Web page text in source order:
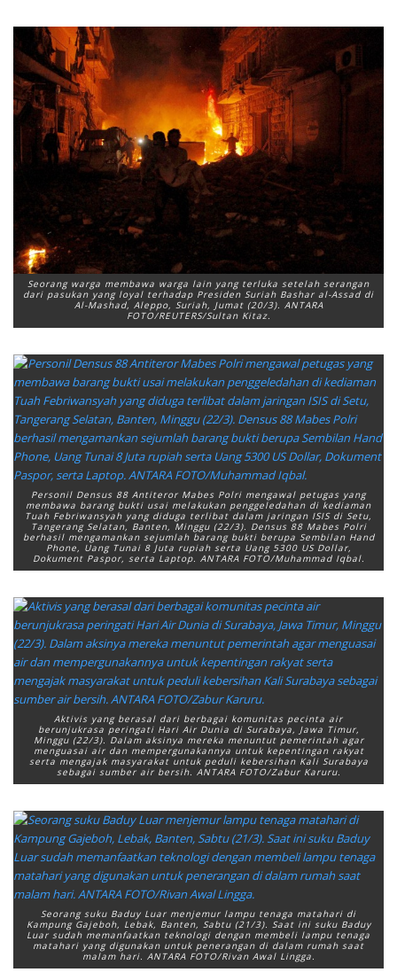
Seorang warga membawa warga lain yang terluka setelah serangan
dari pasukan yang loyal terhadap Presiden Suriah Bashar al-Assad di
Al-Mashad, Aleppo, Suriah, Jumat (20/3). ANTARA
FOTO/REUTERS/Sultan Kitaz.
Personil Densus 88 Antiteror Mabes Polri mengawal petugas yang
membawa barang bukti usai melakukan penggeledahan di kediaman
Tuah Febriwansyah yang diduga terlibat dalam jaringan ISIS di Setu,
Tangerang Selatan, Banten, Minggu (22/3). Densus 88 Mabes Polri
berhasil mengamankan sejumlah barang bukti berupa Sembilan Hand
Phone, Uang Tunai 8 Juta rupiah serta Uang 5300 US Dollar,
Dokument Paspor, serta Laptop. ANTARA FOTO/Muhammad Iqbal.
Aktivis yang berasal dari berbagai komunitas pecinta air
berunjukrasa peringati Hari Air Dunia di Surabaya, Jawa Timur,
Minggu (22/3). Dalam aksinya mereka menuntut pemerintah agar
menguasai air dan mempergunakannya untuk kepentingan rakyat
serta mengajak masyarakat untuk peduli kebersihan Kali Surabaya
sebagai sumber air bersih. ANTARA FOTO/Zabur Karuru.
Seorang suku Baduy Luar menjemur lampu tenaga matahari di
Kampung Gajeboh, Lebak, Banten, Sabtu (21/3). Saat ini suku Baduy
Luar sudah memanfaatkan teknologi dengan membeli lampu tenaga
matahari yang digunakan untuk penerangan di dalam rumah saat
malam hari. ANTARA FOTO/Rivan Awal Lingga.